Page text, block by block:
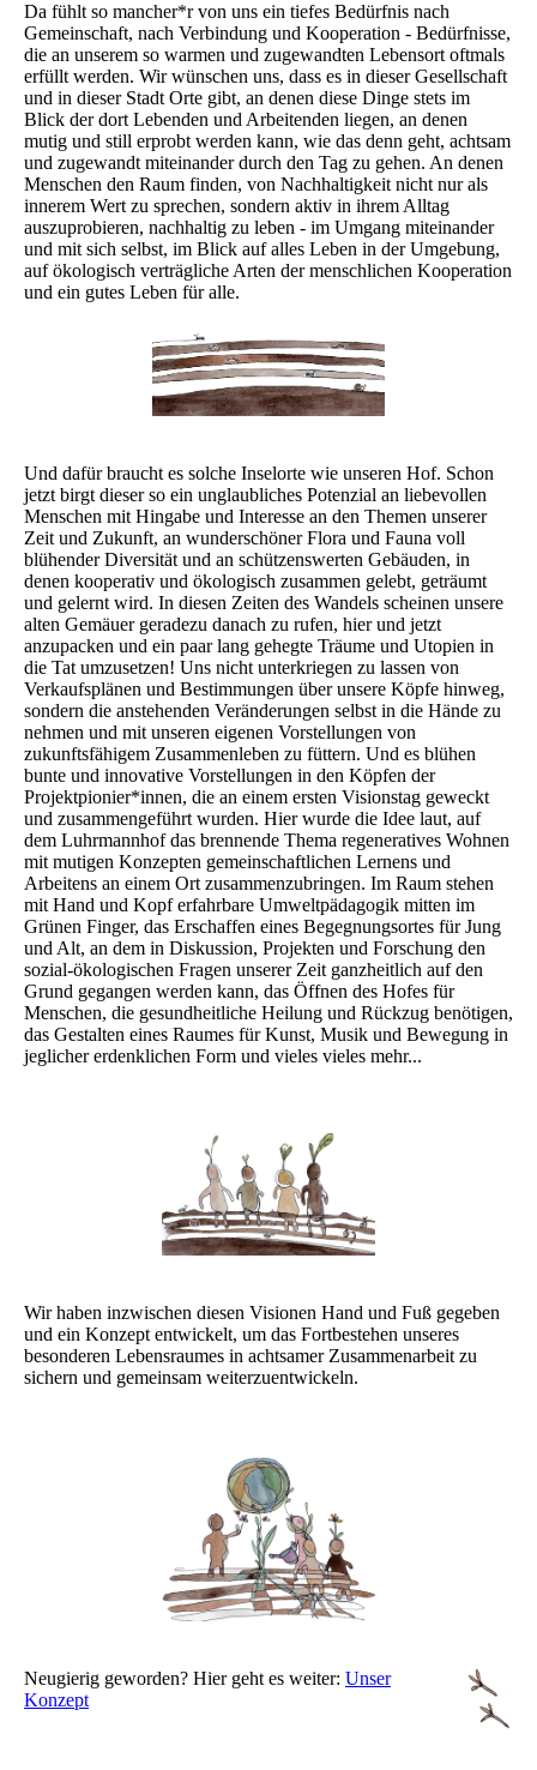
Da fühlt so mancher*r von uns ein tiefes Bedürfnis nach
Gemeinschaft, nach Verbindung und Kooperation - Bedürfnisse,
die an unserem so warmen und zugewandten Lebensort oftmals
erfüllt werden. Wir wünschen uns, dass es in dieser Gesellschaft
und in dieser Stadt Orte gibt, an denen diese Dinge stets im
Blick der dort Lebenden und Arbeitenden liegen, an denen
mutig und still erprobt werden kann, wie das denn geht, achtsam
und zugewandt miteinander durch den Tag zu gehen. An denen
Menschen den Raum finden, von Nachhaltigkeit nicht nur als
innerem Wert zu sprechen, sondern aktiv in ihrem Alltag
auszuprobieren, nachhaltig zu leben - im Umgang miteinander
und mit sich selbst, im Blick auf alles Leben in der Umgebung,
auf ökologisch verträgliche Arten der menschlichen Kooperation
und ein gutes Leben für alle.
Und dafür braucht es solche Inselorte wie unseren Hof. Schon
jetzt birgt dieser so ein unglaubliches Potenzial an liebevollen
Menschen mit Hingabe und Interesse an den Themen unserer
Zeit und Zukunft, an wunderschöner Flora und Fauna voll
blühender Diversität und an schützenswerten Gebäuden, in
denen kooperativ und ökologisch zusammen gelebt, geträumt
und gelernt wird. In diesen Zeiten des Wandels scheinen unsere
alten Gemäuer geradezu danach zu rufen, hier und jetzt
anzupacken und ein paar lang gehegte Träume und Utopien in
die Tat umzusetzen! Uns nicht unterkriegen zu lassen von
Verkaufsplänen und Bestimmungen über unsere Köpfe hinweg,
sondern die anstehenden Veränderungen selbst in die Hände zu
nehmen und mit unseren eigenen Vorstellungen von
zukunftsfähigem Zusammenleben zu füttern. Und es blühen
bunte und innovative Vorstellungen in den Köpfen der
Projektpionier*innen, die an einem ersten Visionstag geweckt
und zusammengeführt wurden. Hier wurde die Idee laut, auf
dem Luhrmannhof das brennende Thema regeneratives Wohnen
mit mutigen Konzepten gemeinschaftlichen Lernens und
Arbeitens an einem Ort zusammenzubringen. Im Raum stehen
mit Hand und Kopf erfahrbare Umweltpädagogik mitten im
Grünen Finger, das Erschaffen eines Begegnungsortes für Jung
und Alt, an dem in Diskussion, Projekten und Forschung den
sozial-ökologischen Fragen unserer Zeit ganzheitlich auf den
Grund gegangen werden kann, das Öffnen des Hofes für
Menschen, die gesundheitliche Heilung und Rückzug benötigen,
das Gestalten eines Raumes für Kunst, Musik und Bewegung in
jeglicher erdenklichen Form und vieles vieles mehr...
Wir haben inzwischen diesen Visionen Hand und Fuß gegeben
und ein Konzept entwickelt, um das Fortbestehen unseres
besonderen Lebensraumes in achtsamer Zusammenarbeit zu
sichern und gemeinsam weiterzuentwickeln.
Neugierig geworden? Hier geht es weiter: Unser
Konzept